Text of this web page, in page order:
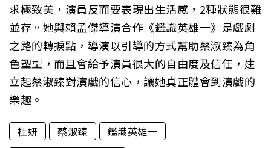
求極致美，演員反而要表現出生活感，2種狀態很難
並存。她與賴孟傑導演合作《鑑識英雄一》是戲劇
之路的轉捩點，導演以引導的方式幫助蔡淑臻為角
色塑型，而且會給予演員很大的自由度及信任，建
立起蔡淑臻對演戲的信心，讓她真正體會到演戲的
樂趣。
杜妍 蔡淑臻
鑑識英雄一